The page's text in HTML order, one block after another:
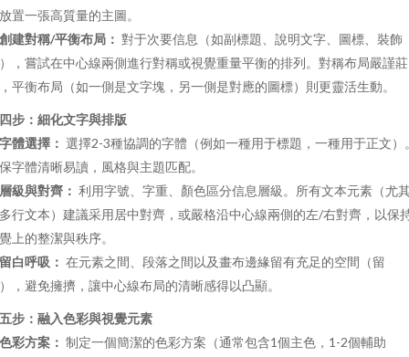
置一張高質量的主圖。
創建對稱/平衡布局： 對于次要信息（如副標題、說明文字、圖標、裝飾
，嘗試在中心線兩側進行對稱或視覺重量平衡的排列。對稱布局嚴謹莊
平衡布局（如一側是文字塊，另一側是對應的圖標）則更靈活生動。
步：細化文字與排版
字體選擇： 選擇2-3種協調的字體（例如一種用于標題，一種用于正文）
字體清晰易讀，風格與主題匹配。
層級與對齊： 利用字號、字重、顏色區分信息層級。所有文本元素（尤
行文本）建議采用居中對齊，或嚴格沿中心線兩側的左/右對齊，以保
上的整潔與秩序。
留白呼吸： 在元素之間、段落之間以及畫布邊緣留有充足的空間（留
，避免擁擠，讓中心線布局的清晰感得以凸顯。
步：融入色彩與視覺元素
色彩方案： 制定一個簡潔的色彩方案（通常包含1個主色，1-2個輔助